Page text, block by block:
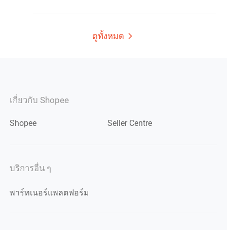
ดูทั้งหมด
เกี่ยวกับ Shopee
Shopee Seller Centre
บริการอื่น ๆ
พาร์ทเนอร์แพลตฟอร์ม